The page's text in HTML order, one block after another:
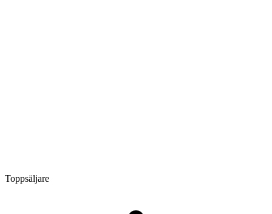
Toppsäljare